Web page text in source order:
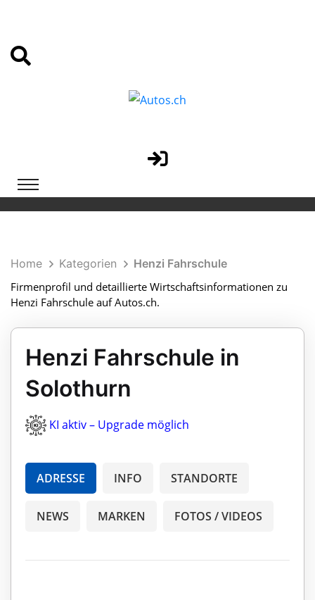
Home Kategorien
Henzi Fahrschule
Firmenprofil und detaillierte Wirtschaftsinformationen zu
Henzi Fahrschule auf Autos.ch.
Henzi Fahrschule in
Solothurn
KI aktiv – Upgrade möglich
ADRESSE INFO STANDORTE
NEWS MARKEN FOTOS / VIDEOS